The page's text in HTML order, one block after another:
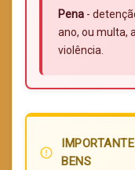
Pena -
ano, ou multa,
violência.
error_outline
BENS